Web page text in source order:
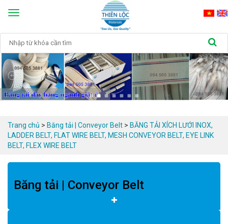
Toggle
Trang chủ > Băng tải | Conveyor Belt > BĂNG TẢI XÍCH LƯỚI INOX,
LADDER BELT, FLAT WIRE BELT, MESH CONVEYOR BELT, EYE LINK
BELT, FLEX WIRE BELT
Băng tải | Conveyor Belt